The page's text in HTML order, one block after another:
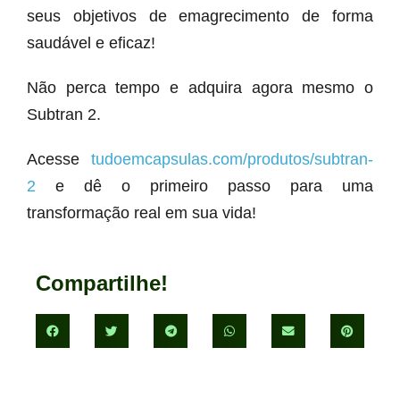
seus objetivos de emagrecimento de forma
saudável e eficaz!
Não perca tempo e adquira agora mesmo o
Subtran 2.
Acesse tudoemcapsulas.com/produtos/subtran-
2 e dê o primeiro passo para uma
transformação real em sua vida!
Compartilhe!